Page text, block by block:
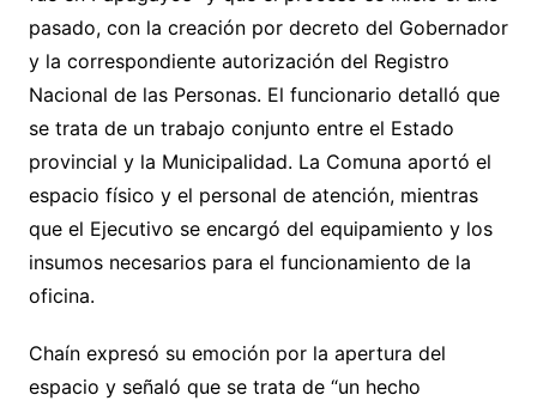
pasado, con la creación por decreto del Gobernador
y la correspondiente autorización del Registro
Nacional de las Personas. El funcionario detalló que
se trata de un trabajo conjunto entre el Estado
provincial y la Municipalidad. La Comuna aportó el
espacio físico y el personal de atención, mientras
que el Ejecutivo se encargó del equipamiento y los
insumos necesarios para el funcionamiento de la
oficina.
Chaín expresó su emoción por la apertura del
espacio y señaló que se trata de “un hecho